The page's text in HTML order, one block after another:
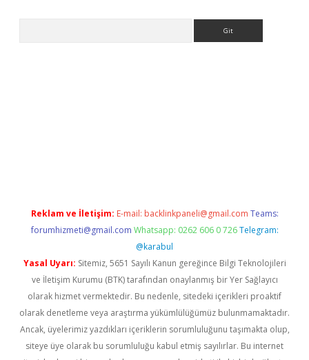
Reklam ve İletişim: E-mail: backlinkpaneli@gmail.com Teams:
forumhizmeti@gmail.com Whatsapp: 0262 606 0 726 Telegram:
@karabul
Yasal Uyarı: Sitemiz, 5651 Sayılı Kanun gereğince Bilgi Teknolojileri
ve İletişim Kurumu (BTK) tarafından onaylanmış bir Yer Sağlayıcı
olarak hizmet vermektedir. Bu nedenle, sitedeki içerikleri proaktif
olarak denetleme veya araştırma yükümlülüğümüz bulunmamaktadır.
Ancak, üyelerimiz yazdıkları içeriklerin sorumluluğunu taşımakta olup,
siteye üye olarak bu sorumluluğu kabul etmiş sayılırlar. Bu internet